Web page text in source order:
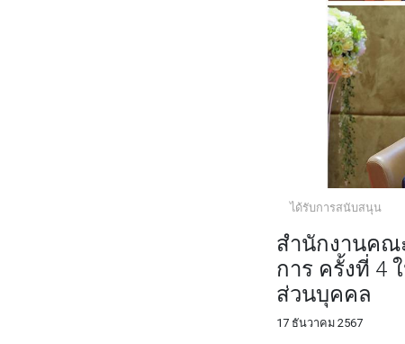
ได้รับการสนับสนุน
สำนักงานคณ
การ ครั้งที่ 4
ส่วนบุคคล
17 ธันวาคม 2567